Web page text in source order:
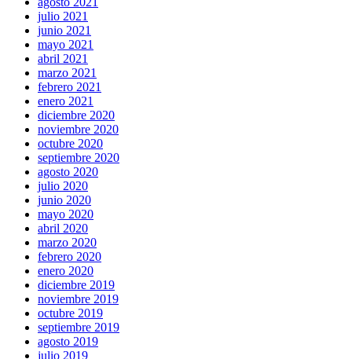
julio 2021
junio 2021
mayo 2021
abril 2021
marzo 2021
febrero 2021
enero 2021
diciembre 2020
noviembre 2020
octubre 2020
septiembre 2020
agosto 2020
julio 2020
junio 2020
mayo 2020
abril 2020
marzo 2020
febrero 2020
enero 2020
diciembre 2019
noviembre 2019
octubre 2019
septiembre 2019
agosto 2019
julio 2019